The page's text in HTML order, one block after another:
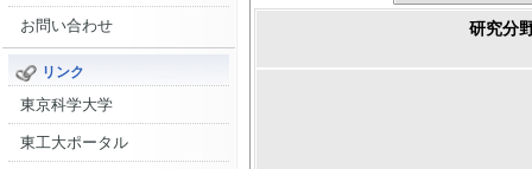
お問い合わせ
リンク
東京科学大学
東工大ポータル
研究分